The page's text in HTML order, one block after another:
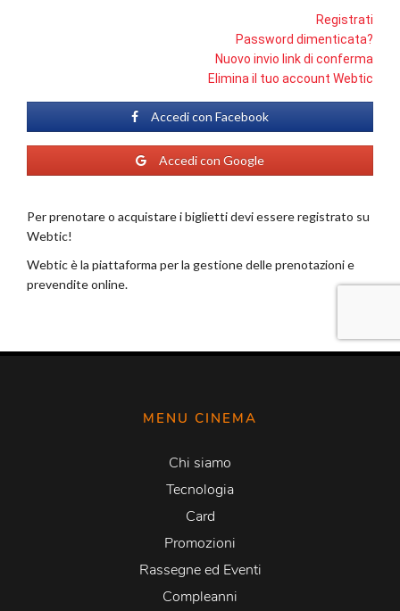
MENU CINEMA
Chi siamo
Tecnologia
Card
Promozioni
Rassegne ed Eventi
Compleanni